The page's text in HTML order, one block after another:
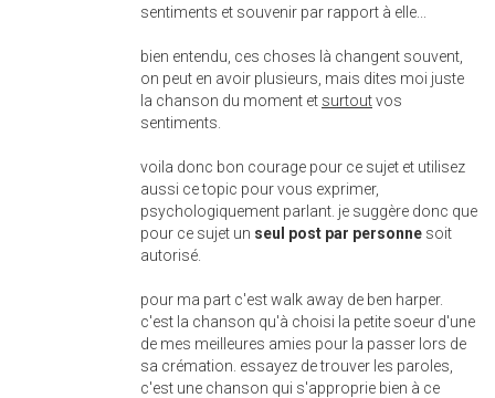
sentiments et souvenir par rapport à elle...
bien entendu, ces choses là changent souvent,
on peut en avoir plusieurs, mais dites moi juste
la chanson du moment et surtoutvos
sentiments.
voila donc bon courage pour ce sujet et utilisez
aussi ce topic pour vous exprimer,
psychologiquement parlant. je suggère donc que
pour ce sujet un seul post par personne soit
autorisé.
pour ma part c'est walk away de ben harper.
c'est la chanson qu'à choisi la petite soeur d'une
de mes meilleures amies pour la passer lors de
sa crémation. essayez de trouver les paroles,
c'est une chanson qui s'approprie bien à ce